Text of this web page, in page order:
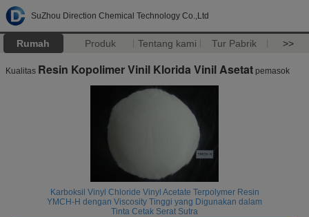
SuZhou Direction Chemical Technology Co.,Ltd
Rumah Produk Tentang kami Tur Pabrik >>
Kualitas Resin Kopolimer Vinil Klorida Vinil Asetat pemasok
Karboksil Vinyl Chloride Vinyl Acetate Terpolymer Resin
YMCH-H dengan Viscosity Tinggi yang Digunakan dalam
Tinta Cetak Serat Sutra